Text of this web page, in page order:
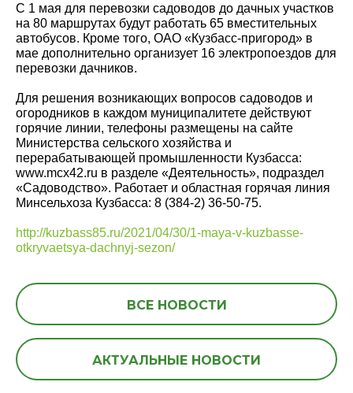
С 1 мая для перевозки садоводов до дачных участков
на 80 маршрутах будут работать 65 вместительных
автобусов. Кроме того, ОАО «Кузбасс-пригород» в
мае дополнительно организует 16 электропоездов для
перевозки дачников.
Для решения возникающих вопросов садоводов и
огородников в каждом муниципалитете действуют
горячие линии, телефоны размещены на сайте
Министерства сельского хозяйства и
перерабатывающей промышленности Кузбасса:
www.mcx42.ru в разделе «Деятельность», подраздел
«Садоводство». Работает и областная горячая линия
Минсельхоза Кузбасса: 8 (384-2) 36-50-75.
http://kuzbass85.ru/2021/04/30/1-maya-v-kuzbasse-
otkryvaetsya-dachnyj-sezon/
ВСЕ НОВОСТИ
АКТУАЛЬНЫЕ НОВОСТИ